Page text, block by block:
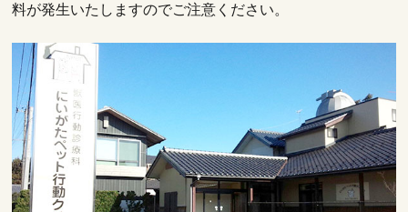
料が発生いたしますのでご注意ください。